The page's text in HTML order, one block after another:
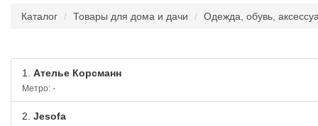
Каталог Товары для дома и дачи Одежда, обувь,
1. Ателье Корсманн
Метро: -
2. Jesofa